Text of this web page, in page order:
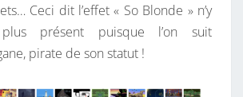
Ceci dit l’effet « So Blonde » n’y
plus présent puisque l’on suit
pirate de son statut !